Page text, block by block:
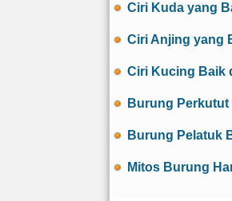
Ciri Kuda yang
Ciri Anjing yang
Ciri Kucing Baik
Burung
Burung Pelatuk
Mitos Burung